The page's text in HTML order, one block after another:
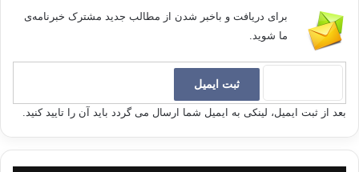
برای دریافت و باخبر شدن از مطالب جدید مشترک خبرنامه‌ی
ما شوید.
بعد از ثبت ایمیل، لینکی به ایمیل شما ارسال می گردد باید آن را تایید کنید.